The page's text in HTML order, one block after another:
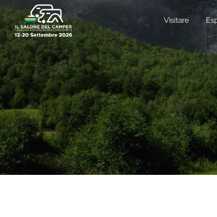
Visitare
Natura